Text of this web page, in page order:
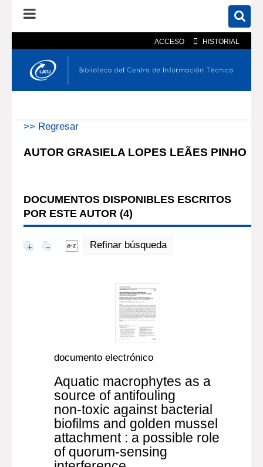
ACCESO HISTORIAL
En el catálogo En el sitio
>> Regresar
AUTOR GRASIELA LOPES LEÃES PINHO
DOCUMENTOS DISPONIBLES ESCRITOS
POR ESTE AUTOR (4)
Refinar búsqueda
documento electrónico
Aquatic macrophytes as a
source of antifouling
non‑toxic against bacterial
biofilms and golden mussel
attachment : a possible role
of quorum‑sensing